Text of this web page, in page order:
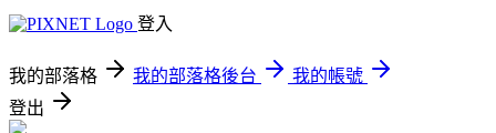
登入
我的部落格 我的部落格後台
我的帳號
登出